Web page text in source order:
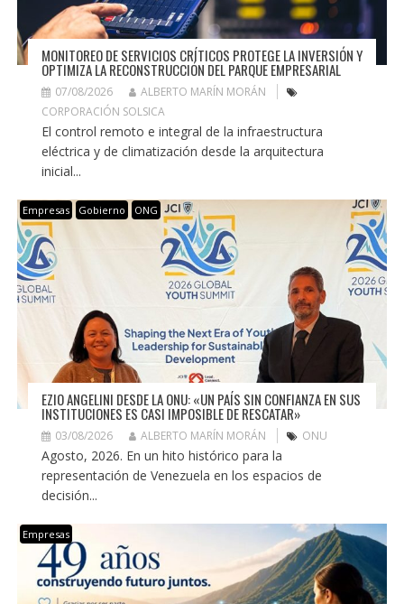
MONITOREO DE SERVICIOS CRÍTICOS PROTEGE LA INVERSIÓN Y
OPTIMIZA LA RECONSTRUCCIÓN DEL PARQUE EMPRESARIAL
07/08/2026
ALBERTO MARÍN MORÁN
CORPORACIÓN SOLSICA
El control remoto e integral de la infraestructura
eléctrica y de climatización desde la arquitectura
inicial...
Empresas Gobierno ONG
EZIO ANGELINI DESDE LA ONU: «UN PAÍS SIN CONFIANZA EN SUS
INSTITUCIONES ES CASI IMPOSIBLE DE RESCATAR»
03/08/2026 ALBERTO MARÍN MORÁN ONU
Agosto, 2026. En un hito histórico para la
representación de Venezuela en los espacios de
decisión...
Empresas